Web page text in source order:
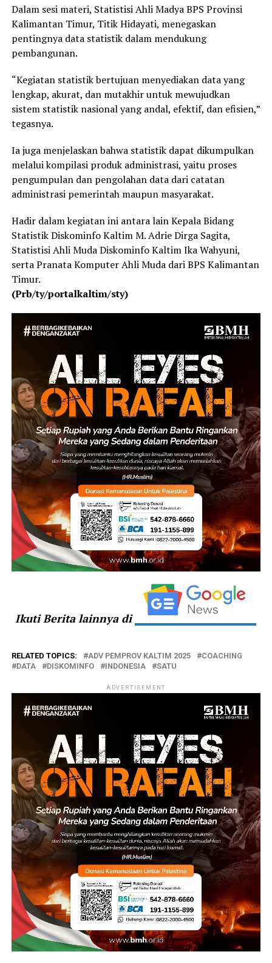
Dalam sesi materi, Statistisi Ahli Madya BPS Provinsi
Kalimantan Timur, Titik Hidayati, menegaskan
pentingnya data statistik dalam mendukung
pembangunan.
“Kegiatan statistik bertujuan menyediakan data yang
lengkap, akurat, dan mutakhir untuk mewujudkan
sistem statistik nasional yang andal, efektif, dan efisien,”
tegasnya.
Ia juga menjelaskan bahwa statistik dapat dikumpulkan
melalui kompilasi produk administrasi, yaitu proses
pengumpulan dan pengolahan data dari catatan
administrasi pemerintah maupun masyarakat.
Hadir dalam kegiatan ini antara lain Kepala Bidang
Statistik Diskominfo Kaltim M. Adrie Dirga Sagita,
Statistisi Ahli Muda Diskominfo Kaltim Ika Wahyuni,
serta Pranata Komputer Ahli Muda dari BPS Kalimantan
Timur.
(Prb/ty/portalkaltim/sty)
Ikuti Berita lainnya di
RELATED TOPICS: ADV PEMPROV KALTIM 2025
COACHING
DATA
DISKOMINFO INDONESIA SATU
ADVERTISEMENT